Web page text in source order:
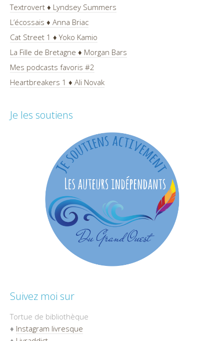
Textrovert ♦ Lyndsey Summers
L’écossais ♦ Anna Briac
Cat Street 1 ♦ Yoko Kamio
La Fille de Bretagne ♦ Morgan Bars
Mes podcasts favoris #2
Heartbreakers 1 ♦ Ali Novak
Je les soutiens
Suivez moi sur
Tortue de bibliothèque
♦ Instagram livresque